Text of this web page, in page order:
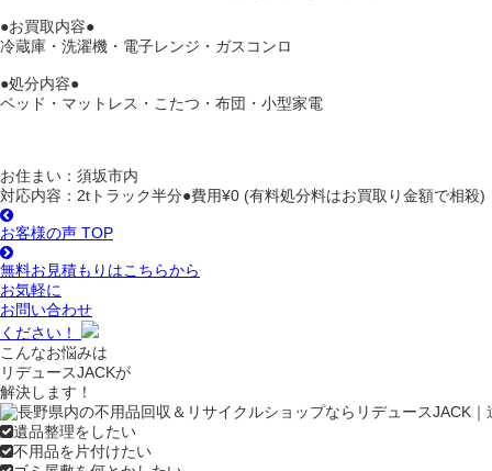
●お買取内容●
冷蔵庫・洗濯機・電子レンジ・ガスコンロ
●処分内容●
ベッド・マットレス・こたつ・布団・小型家電
お住まい： 須坂市内
対応内容： 2tトラック半分●費用¥0 (有料処分料はお買取り金額で相殺)
お客様の声 TOP
無料お見積もりはこちらから
お気軽に
お問い合わせ
ください！
こんなお悩みは
リデュースJACKが
解決します！
遺品整理をしたい
不用品を片付けたい